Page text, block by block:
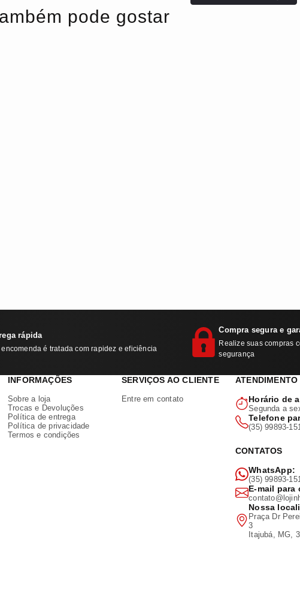
pode gostar
rápida
encomenda é tratada com rapidez e eficiência
Compra segura e
Realize suas compras
segurança
INFORMAÇÕES
Sobre a loja
Trocas e Devoluções
Política de entrega
Política de privacidade
Termos e condições
SERVIÇOS AO CLIENTE
Entre em contato
ATENDIMENTO
Horário de
Segunda a
Telefone
(35) 99893-
CONTATOS
WhatsApp:
(35) 99893-
E-mail para
Nossa
Praça Dr
3
Itajubá, MG,